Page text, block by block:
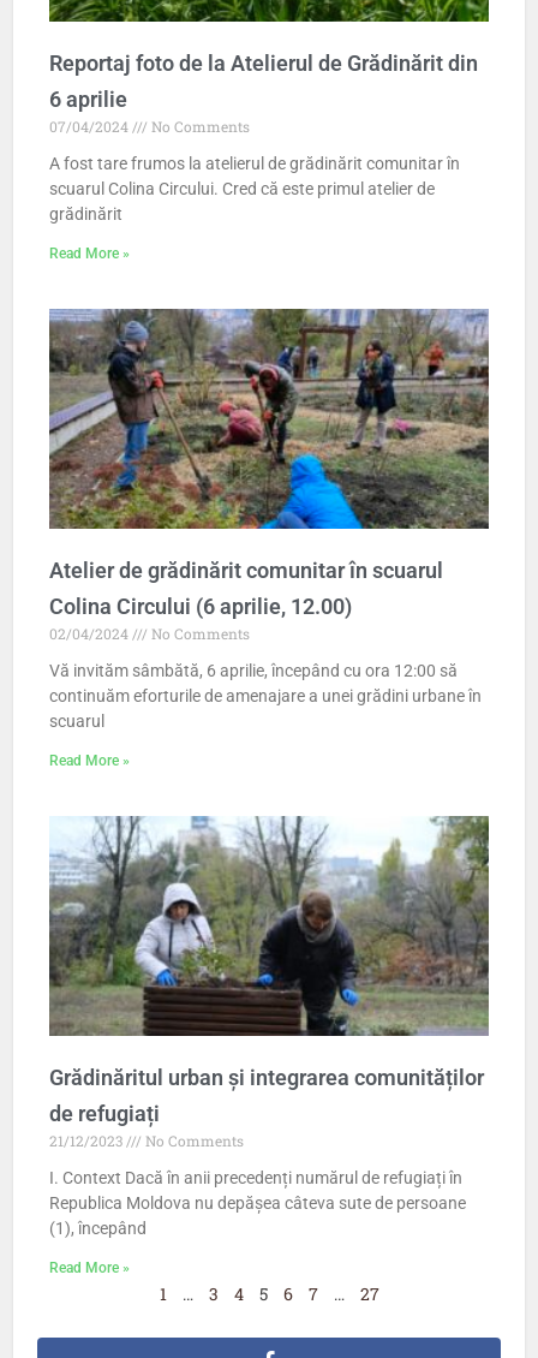
Reportaj foto de la Atelierul de Grădinărit din
6 aprilie
07/04/2024
No Comments
A fost tare frumos la atelierul de grădinărit comunitar în
scuarul Colina Circului. Cred că este primul atelier de
grădinărit
Read More »
Atelier de grădinărit comunitar în scuarul
Colina Circului (6 aprilie, 12.00)
02/04/2024
No Comments
Vă invităm sâmbătă, 6 aprilie, începând cu ora 12:00 să
continuăm eforturile de amenajare a unei grădini urbane în
scuarul
Read More »
Grădinăritul urban și integrarea comunităților
de refugiați
21/12/2023
No Comments
I. Context Dacă în anii precedenți numărul de refugiați în
Republica Moldova nu depășea câteva sute de persoane
(1), începând
Read More »
1 … 3 4 5 6 7 … 27